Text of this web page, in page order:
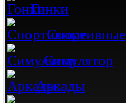
Гонки
Спортивные
Симулятор
Аркады